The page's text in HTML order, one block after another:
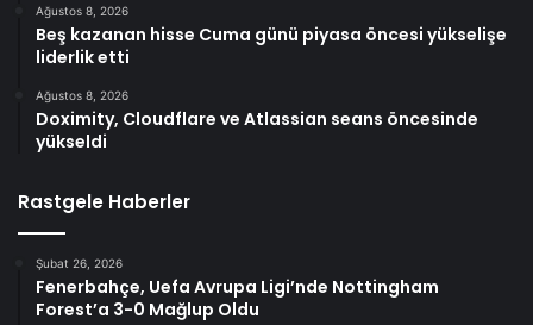
Ağustos 8, 2026
Beş kazanan hisse Cuma günü piyasa öncesi yükselişe
liderlik etti
Ağustos 8, 2026
Doximity, Cloudflare ve Atlassian seans öncesinde
yükseldi
Rastgele Haberler
Şubat 26, 2026
Fenerbahçe, Uefa Avrupa Ligi’nde Nottingham
Forest’a 3-0 Mağlup Oldu